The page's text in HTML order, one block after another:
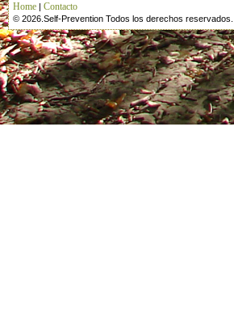
Home| Contacto
© 2026.Self-Prevention Todos los derechos reservados.